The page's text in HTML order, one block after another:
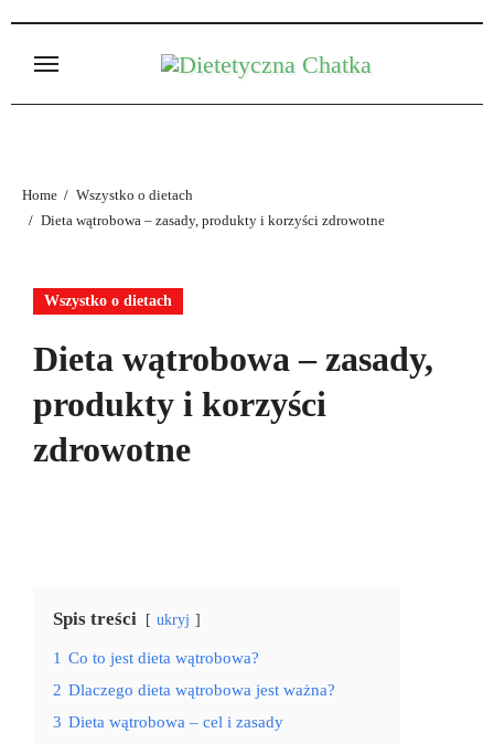
content
Home
Wszystko o dietach
Dieta wątrobowa – zasady, produkty i korzyści zdrowotne
Wszystko o dietach
Dieta wątrobowa – zasady,
produkty i korzyści
zdrowotne
Spis treści ukryj
1 Co to jest dieta wątrobowa?
2 Dlaczego dieta wątrobowa jest ważna?
3 Dieta wątrobowa – cel i zasady